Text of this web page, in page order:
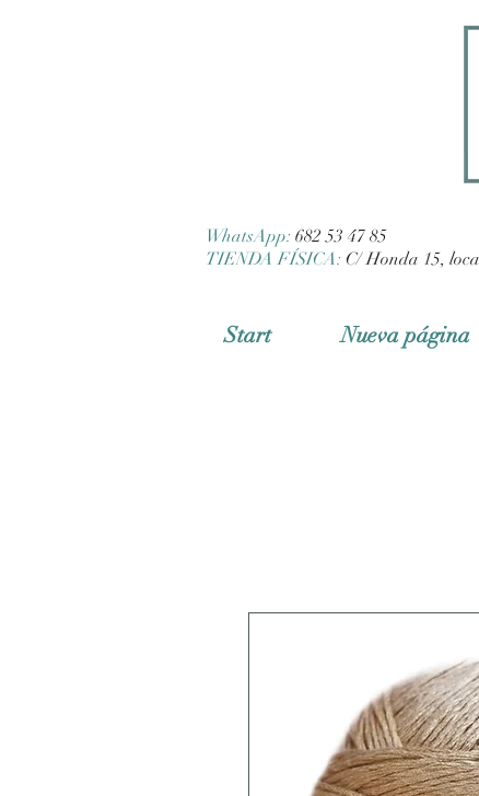
WhatsApp: 682 53 47 85
TIENDA FÍSICA: C/ Honda 15,
Start Nueva página